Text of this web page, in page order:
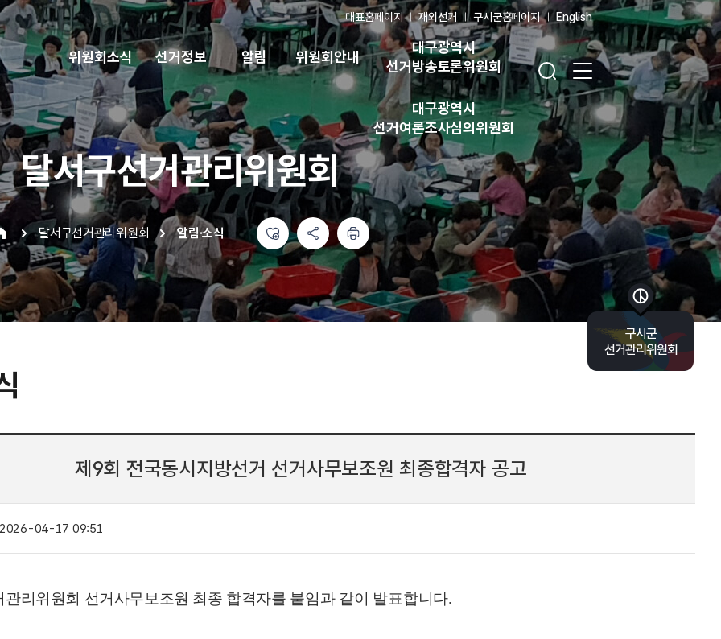
대표홈페이지 재외선거 구시군홈페이지 English
위원회소식 선거정보 알림 위원회안내
대구광역시
선거방송토론위원회
대구광역시
선거여론조사심의위원회
달서구선거관리위원회
달서구선거관리위원회 알림·소식
제9회 전국동시지방선거 선거사무보조원 최종합격자 공고
2026-04-17 09:51
관리위원회 선거사무보조원 최종 합격자를 붙임과 같이 발표합니다.
구시군
선거관리위원회
바로가기 목록 열기